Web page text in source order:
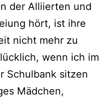
der Alliierten und
hört, ist ihre
nicht mehr zu
wenn ich im
Schulbank sitzen
Mädchen,